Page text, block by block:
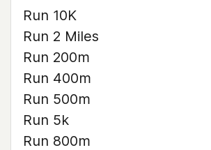
Run 10K
Run 2 Miles
Run 200m
Run 400m
Run 500m
Run 5k
Run 800m